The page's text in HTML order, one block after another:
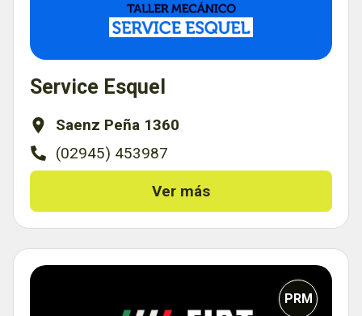
Service Esquel
Saenz Peña 1360
(02945) 453987
Ver más
PRM